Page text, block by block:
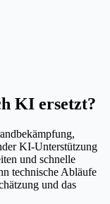
KI ersetzt?
KI-Unterstützung
und schnelle
technische Abläufe
und das